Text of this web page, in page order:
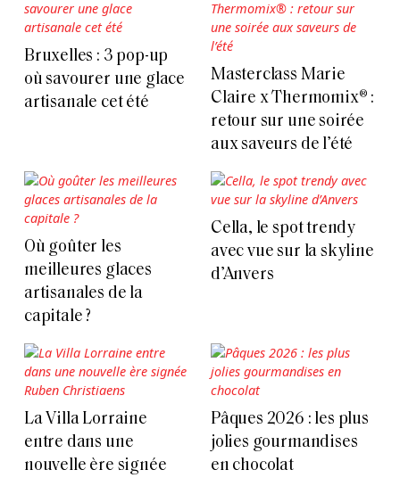
Bruxelles : 3 pop-up
où savourer une glace
artisanale cet été
Masterclass Marie
Claire x Thermomix® :
retour sur une soirée
aux saveurs de l’été
Où goûter les
meilleures glaces
artisanales de la
capitale ?
Cella, le spot trendy
avec vue sur la skyline
d’Anvers
La Villa Lorraine
entre dans une
nouvelle ère signée
Pâques 2026 : les plus
jolies gourmandises
en chocolat